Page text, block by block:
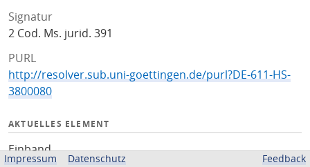
Signatur
2 Cod. Ms. jurid. 391
PURL
http://resolver.sub.uni-goettingen.de/purl?DE-611-HS-
3800080
AKTUELLES ELEMENT
Einband
Impressum Datenschutz Feedback